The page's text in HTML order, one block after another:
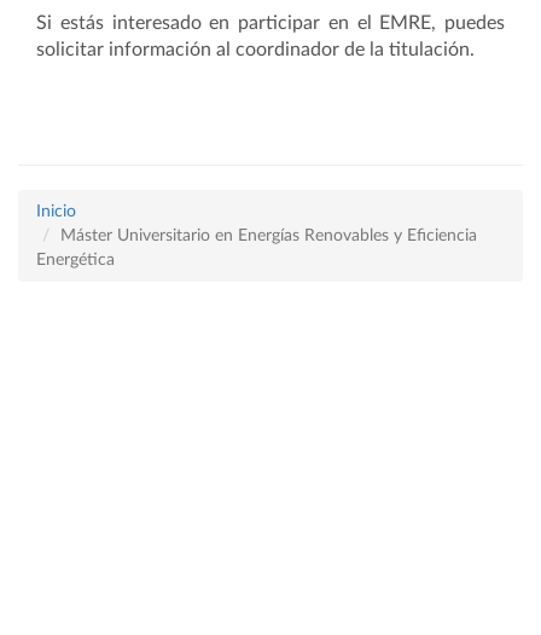
Si estás interesado en participar en el EMRE, puedes
solicitar información al coordinador de la titulación.
Inicio
Máster Universitario en Energías Renovables y Eficiencia
Energética